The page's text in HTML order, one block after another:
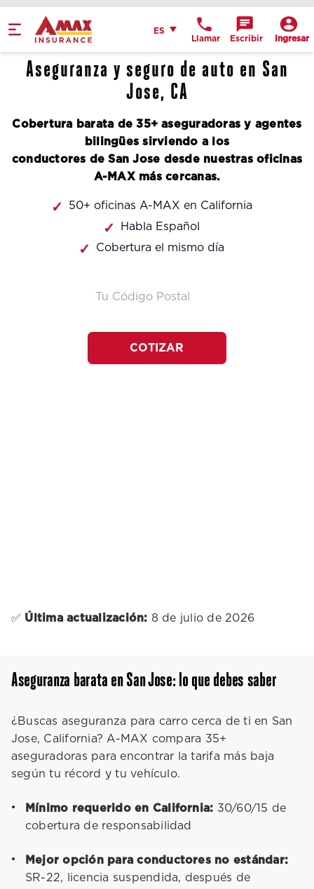
Obtén indicaciones
llame a la oficina
ubicación
Home
ESEspañol
Llamar Escribir Ingresar
Aseguranza y seguro de auto en San
Jose, CA
Cobertura barata de 35+ aseguradoras y agentes
bilingües sirviendo a los
conductores de San Jose desde nuestras oficinas
A-MAX más cercanas.
50+ oficinas A-MAX en California
Habla Español
Cobertura el mismo día
COTIZAR
✅ Última actualización: 8 de julio de 2026
Aseguranza barata en San Jose: lo que debes saber
¿Buscas aseguranza para carro cerca de ti en San
Jose, California? A-MAX compara 35+
aseguradoras para encontrar la tarifa más baja
según tu récord y tu vehículo.
Mínimo requerido en California: 30/60/15 de
cobertura de responsabilidad
Mejor opción para conductores no estándar:
SR-22, licencia suspendida, después de